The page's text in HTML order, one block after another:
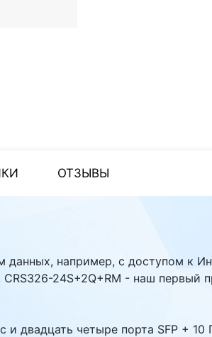
ОТЗЫВЫ
данных, например, с доступом к
24S+2Q+RM - наш первый
двадцать четыре порта SFP +